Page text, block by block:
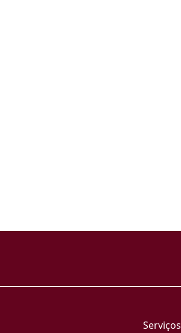
Serviços